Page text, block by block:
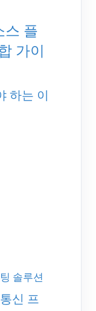
스 플
가이
하는 이
솔루션
신 프